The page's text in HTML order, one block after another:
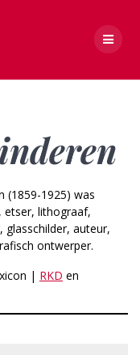
(1859-1925) was
etser, lithograaf,
auteur,
ontwerper.
| RKD en